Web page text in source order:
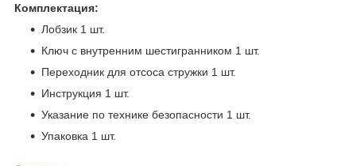
Комплектация:
Лобзик 1 шт.
Ключ с внутренним шестигранником 1 шт.
Переходник для отсоса стружки 1 шт.
Инструкция 1 шт.
Указание по технике безопасности 1 шт.
Упаковка 1 шт.